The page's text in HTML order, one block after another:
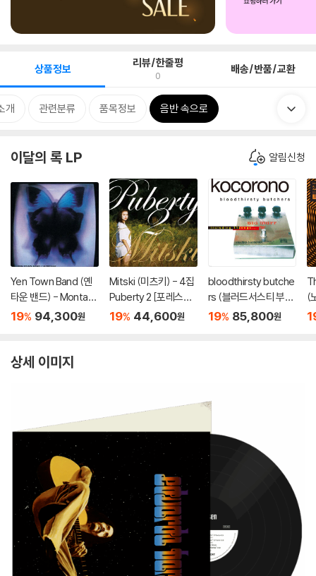
상품정보 리뷰/한줄평
0 배송/반품/교환
개 관련분류 품목정보 음반 속으로
이달의 록 LP 알림신청
Yen Town Band (옌
타운 밴드) - Montag
e [LP]
19% 94,300원
Mitski (미츠키) - 4집
Puberty 2 [포레스트
쉐도우 컬러 LP]
19% 44,600원
bloodthirsty butche
rs (블러드서스티 부처
스) - kocorono [LP]
19% 85,800원
(
상세 이미지